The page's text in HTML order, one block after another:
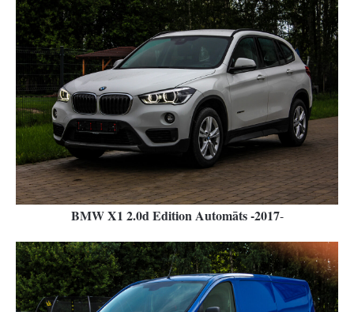
BMW X1 2.0d Edition Automāts -2017-